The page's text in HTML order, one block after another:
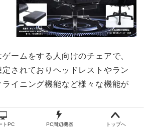
ームをする人向けのチェアで、
されておりヘッドレストやラン
イニング機能など様々な機能が
、ゲーミングチェアをオフィスチ
トPC PC周辺機器 トップへ